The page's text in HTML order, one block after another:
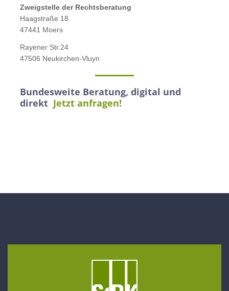
Zweigstelle der Rechtsberatung
Haagstraße 18
47441 Moers
Rayener Str.24
47506 Neukirchen-Vluyn
Bundesweite Beratung, digital und
direkt Jetzt anfragen!